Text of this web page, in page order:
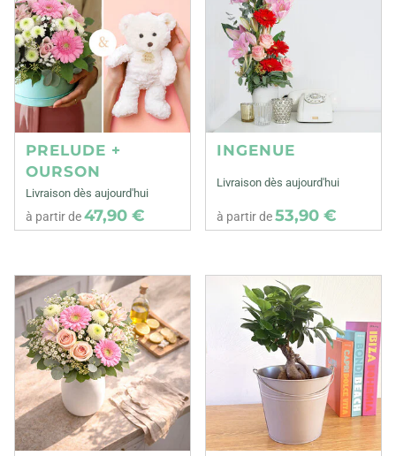
PRELUDE +
OURSON
Livraison dès aujourd'hui
à partir de47,90 €
INGENUE
Livraison dès aujourd'hui
à partir de53,90 €